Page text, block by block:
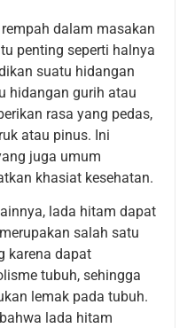
dalam masakan
penting seperti halnya
suatu hidangan
hidangan gurih atau
rasa yang pedas,
atau pinus. Ini
juga umum
khasiat kesehatan.
lada hitam dapat
salah satu
karena dapat
tubuh, sehingga
lemak pada tubuh.
lada hitam